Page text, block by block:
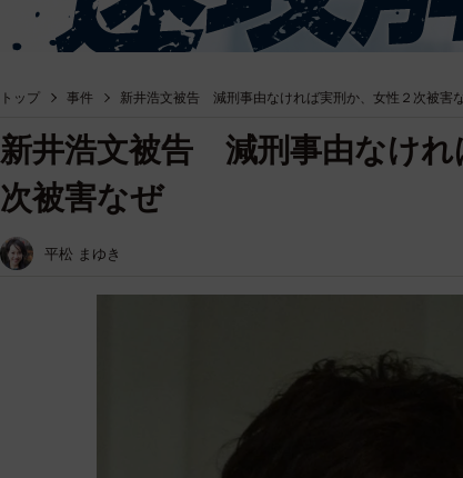
トップ 事件 新井浩文被告 減刑事由なければ実刑か、女性２次被害
新井浩文被告 減刑事由なけれ
次被害なぜ
平松 まゆき